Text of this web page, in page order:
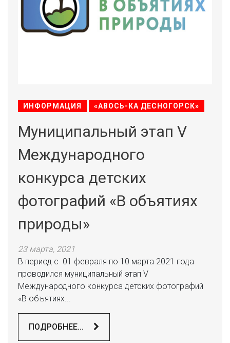
ИНФОРМАЦИЯ «АВОСЬ-КА ДЕСНОГОРСК»
Муниципальный этап V
Международного
конкурса детских
фотографий «В объятиях
природы»
23 марта, 2021
В период с 01 февраля по 10 марта 2021 года
проводился муниципальный этап V
Международного конкурса детских фотографий
«В объятиях...
ПОДРОБНЕЕ...